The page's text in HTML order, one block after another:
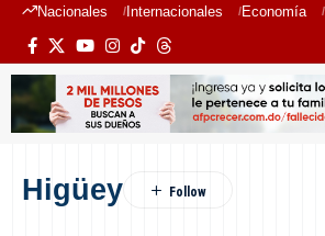
Nacionales Internacionales Economía
Higüey